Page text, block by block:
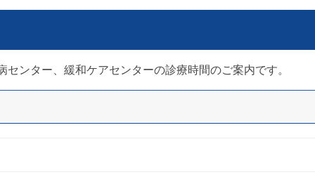
ンター、緩和ケアセンターの診療時間のご案内です。